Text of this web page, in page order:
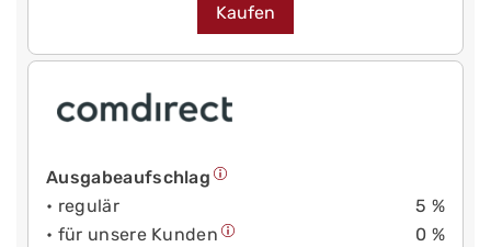
Kaufen
Ausgabeaufschlag
• regulär
5 %
• für unsere Kunden
0 %